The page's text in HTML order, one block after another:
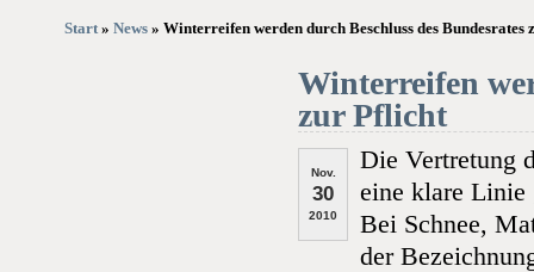
Start» News » Winterreifen werden durch Beschluss des Bundesrates
Winterreifen
zur Pflicht
Nov.
30
2010
Die Vertretung
eine klare Linie
Bei Schnee,
der